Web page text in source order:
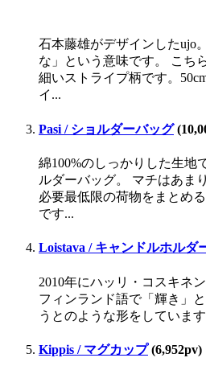
石本藤雄がデザインしたujo
な」という意味です。 こち
細いストライプ柄です。
イ...
Pasi / ショルダーバッグ
綿100%のしっかりした生地
ルダーバッグ。 マチはあま
必要最低限の荷物をまとめ
です...
Loistava / キャンドルホルダ
2010年にハッリ・コスキネ
フィンランド語で「輝き」
うとのような形をしていま
Kippis / マグカップ(6,952pv)